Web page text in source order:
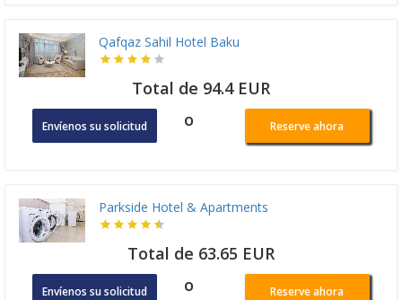
Qafqaz Sahil Hotel Baku
Total de 94.4 EUR
Envíenos su solicitud o Reserve ahora
Parkside Hotel & Apartments
Total de 63.65 EUR
Envíenos su solicitud o Reserve ahora